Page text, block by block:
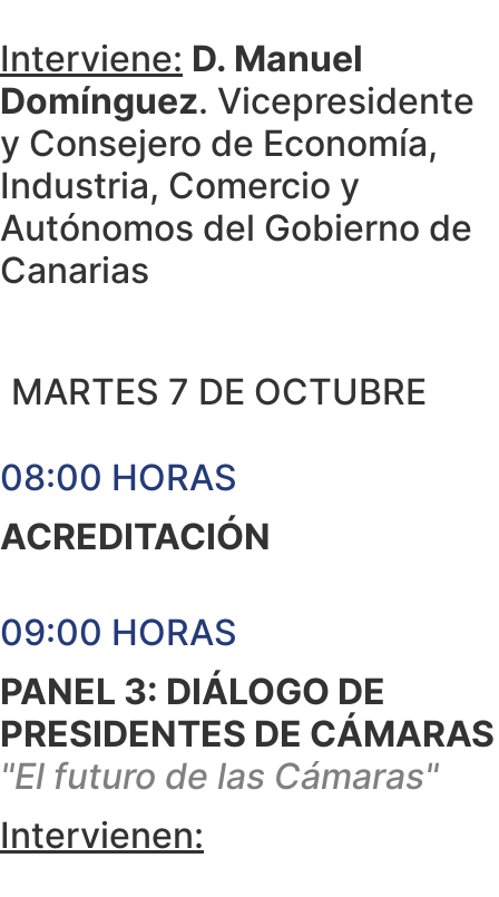
Interviene: D. Manuel
Domínguez. Vicepresidente
y Consejero de Economía,
Industria, Comercio y
Autónomos del Gobierno de
Canarias
MARTES 7 DE OCTUBRE
08:00 HORAS
ACREDITACIÓN
09:00 HORAS
PANEL 3: DIÁLOGO DE
PRESIDENTES DE CÁMARAS
"El futuro de las Cámaras"
Intervienen: